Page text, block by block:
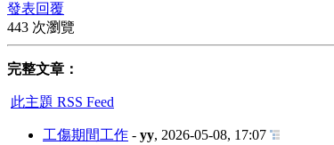
發表回覆
443 次瀏覽
完整文章：
此主題 RSS Feed
工傷期間工作 - yy, 2026-05-08, 17:07